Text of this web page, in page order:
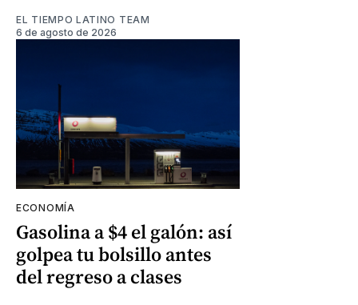
EL TIEMPO LATINO TEAM
6 de agosto de 2026
ECONOMÍA
Gasolina a $4 el galón: así
golpea tu bolsillo antes
del regreso a clases